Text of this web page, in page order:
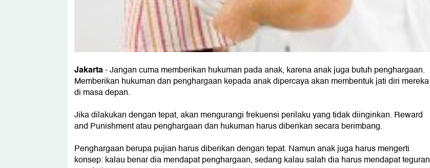
Jakarta- Jangan cuma memberikan hukuman pada anak, karena anak juga butuh penghargaan.
Memberikan hukuman dan penghargaan kepada anak dipercaya akan membentuk jati diri mereka
di masa depan.
Jika dilakukan dengan tepat, akan mengurangi frekuensi perilaku yang tidak diinginkan. Reward
and Punishment atau penghargaan dan hukuman harus diberikan secara berimbang.
Penghargaan berupa pujian harus diberikan dengan tepat. Namun anak juga harus mengerti
konsep: kalau benar dia mendapat penghargaan, sedang kalau salah dia harus mendapat teguran